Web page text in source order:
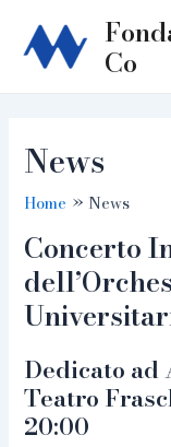
content
Co
News
Home News
Concerto
Dedicato ad
Teatro
20:00